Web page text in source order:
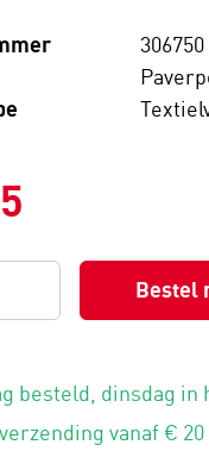
306750
Bestel
besteld, dinsdag in
vanaf €